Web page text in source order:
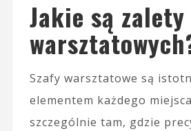
Jakie są
Szafy warsztatowe są
elementem każdego
szczególnie tam, gdzie